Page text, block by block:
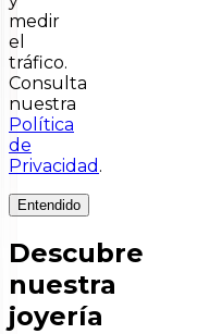
medir
el
tráfico.
Consulta
nuestra
Política
de
Privacidad .
Entendido
Descubre
nuestra
joyería